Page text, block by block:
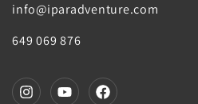
info@iparadventure.com
649 069 876